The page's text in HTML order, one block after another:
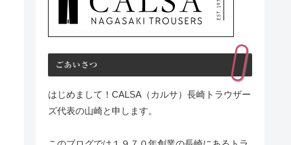
ごあいさつ
はじめまして！CALSA（カルサ）長崎トラウザー
ズ代表の山崎と申します。